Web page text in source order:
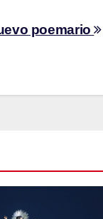
poemario